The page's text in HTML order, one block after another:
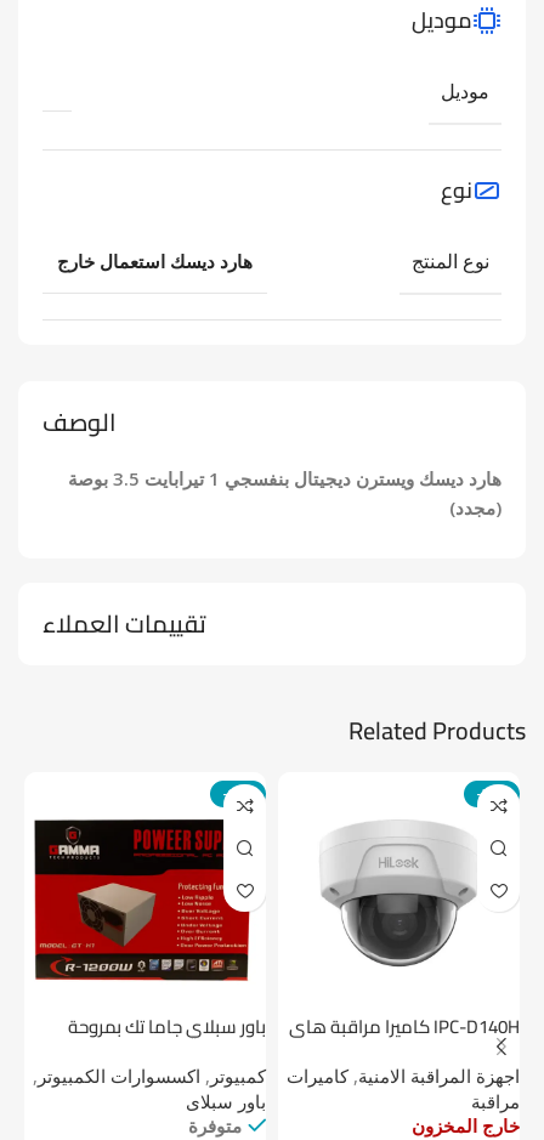
الوصف
هارد ديسك ويسترن ديجيتال بنفسجي 1 تيرابايت 3.5 بوصة
(مجدد)
موديل
موديل
نوع
نوع المنتج هارد ديسك استعمال خارج
تقييمات العملاء
Related Products
-24%
IPC-D140H كاميرا مراقبة هاى
لوك داخلية 4 ميجا
اجهزة المراقبة الامنية,كاميرات
مراقبة
خارج المخزون
-14%
باور سبلاي جاما تك بمروحة
كمبيوتر , اكسسوارات الكمبيوتر ,
باور سبلاى
متوفرة